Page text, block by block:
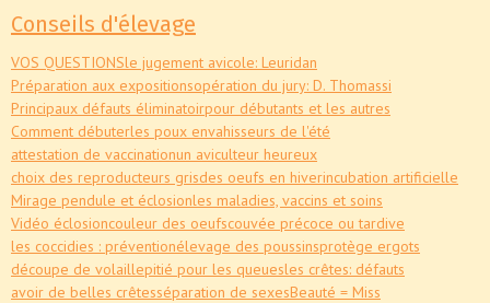
Conseils d'élevage
VOS QUESTIONSle jugement avicole: Leuridan
Préparation aux expositionsopération du jury: D. Thomassi
Principaux défauts éliminatoirpour débutants et les autres
Comment débuterles poux envahisseurs de l'été
attestation de vaccinationun aviculteur heureux
choix des reproducteurs grisdes oeufs en hiverincubation artificielle
Mirage pendule et éclosionles maladies, vaccins et soins
Vidéo éclosioncouleur des oeufscouvée précoce ou tardive
les coccidies : préventionélevage des poussinsprotège ergots
découpe de volaillepitié pour les queuesles crêtes: défauts
avoir de belles crêtesséparation de sexesBeauté = Miss